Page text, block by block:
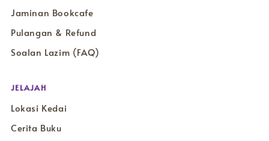
Jaminan Bookcafe
Pulangan & Refund
Soalan Lazim (FAQ)
JELAJAH
Lokasi Kedai
Cerita Buku